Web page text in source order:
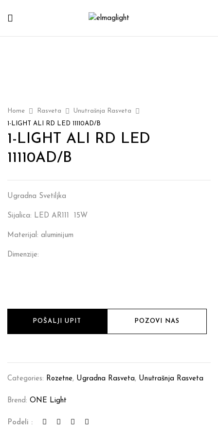
Home Rasveta
Unutrašnja Rasveta
1-LIGHT ALI RD LED 11110AD/B
1-LIGHT ALI RD LED
11110AD/B
Ugradna Svetiljka
Sijalica: LED AR111 15W
Materijal: aluminijum
Dimenzije:
POŠALJI UPIT POZOVI NAS
Categories: Rozetne, Ugradna Rasveta, Unutrašnja Rasveta
Brend: ONE Light
Podeli :